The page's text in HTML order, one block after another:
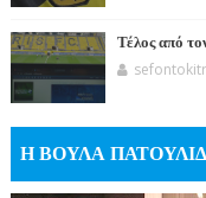
Τέλος από
Η ΒΟΥΛΑ